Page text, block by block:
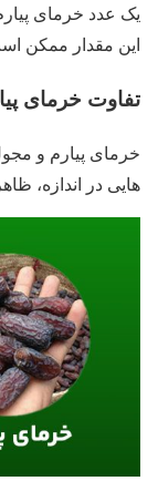
این مقدار ممکن
تفاوت خرمای
خرمای پیارم و
هایی در اندازه،